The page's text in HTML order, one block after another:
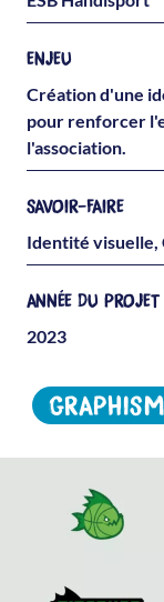
ENJEU
Création d'une
pour renforcer
l'association.
SAVOIR-FAIRE
Identité visuelle,
ANNÉE DU PROJET
2023